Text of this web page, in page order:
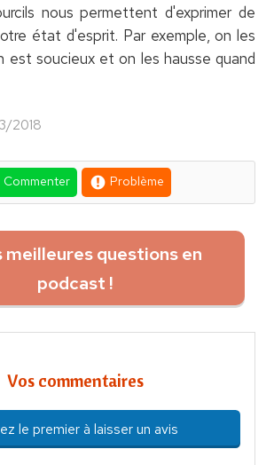
nous permettent d'exprimer de
état d'esprit. Par exemple, on les
est soucieux et on les hausse quand
2018
Commenter Problème
meilleures questions en
podcast !
Vos commentaires
le premier à laisser un avis